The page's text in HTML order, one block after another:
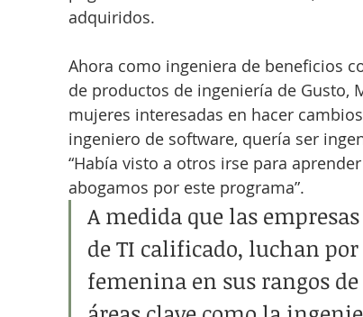
adquiridos.
Ahora como ingeniera de beneficios
de productos de ingeniería de Gusto,
mujeres interesadas en hacer
ingeniero de software, quería ser
“Había visto a otros irse para
abogamos por este programa”.
A medida que las
de TI calificado, luchan
femenina en sus rangos